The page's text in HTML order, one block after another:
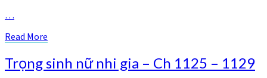
…
Read More
Trọng
sinh
Trọng sinh nữ nhi gia – Ch 1125 – 1129